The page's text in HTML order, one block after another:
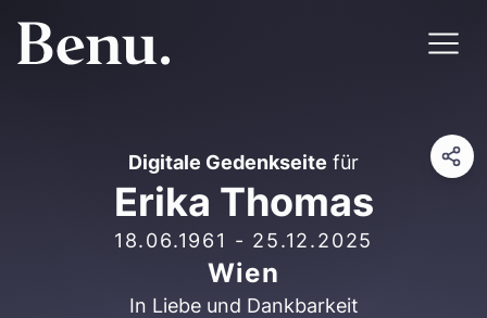
Digitale Gedenkseite für
Erika Thomas
18.06.1961 - 25.12.2025
Wien
In Liebe und Dankbarkeit